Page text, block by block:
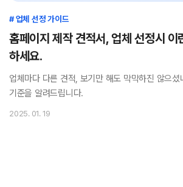
# 업체 선정 가이드
홈페이지 제작 견적서, 업체 선정시 이
하세요.
업체마다 다른 견적, 보기만 해도 막막하진 않으
기준을 알려드립니다.
2025. 01. 19